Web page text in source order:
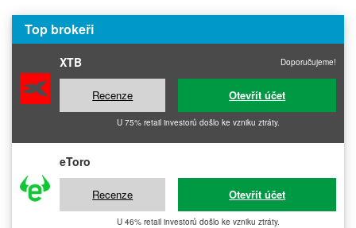
Top brokeři
XTB Doporučujeme!
Recenze Otevřít účet
U 75% retail investorů došlo ke vzniku ztráty.
eToro
Recenze Otevřít účet
U 46% retail investorů došlo ke vzniku ztráty.